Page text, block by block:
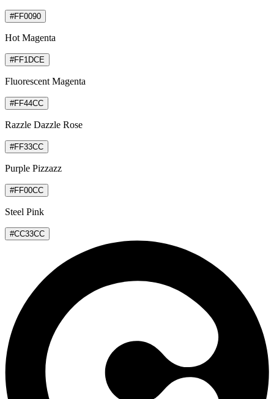
#FF0090
Hot Magenta
#FF1DCE
Fluorescent Magenta
#FF44CC
Razzle Dazzle Rose
#FF33CC
Purple Pizzazz
#FF00CC
Steel Pink
#CC33CC